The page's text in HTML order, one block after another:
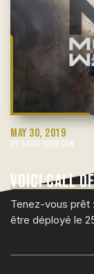
MAY 30, 2019
BY DAVID HODGSON
VOICI CALL
Tenez-vous prêt
être déployé le